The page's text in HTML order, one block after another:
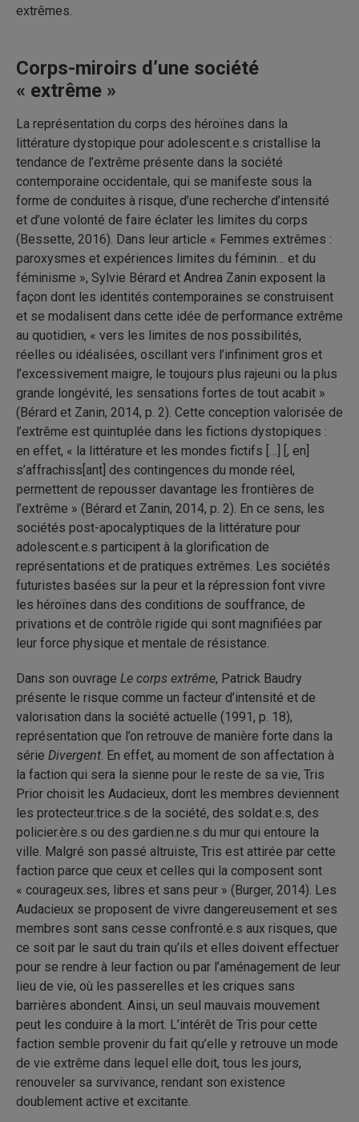
extrêmes.
Corps-miroirs d’une société
« extrême »
La représentation du corps des héroïnes dans la
littérature dystopique pour adolescent.e.s cristallise la
tendance de l’extrême présente dans la société
contemporaine occidentale, qui se manifeste sous la
forme de conduites à risque, d’une recherche d’intensité
et d’une volonté de faire éclater les limites du corps
(Bessette, 2016). Dans leur article « Femmes extrêmes :
paroxysmes et expériences limites du féminin… et du
féminisme », Sylvie Bérard et Andrea Zanin exposent la
façon dont les identités contemporaines se construisent
et se modalisent dans cette idée de performance extrême
au quotidien, « vers les limites de nos possibilités,
réelles ou idéalisées, oscillant vers l’infiniment gros et
l’excessivement maigre, le toujours plus rajeuni ou la plus
grande longévité, les sensations fortes de tout acabit »
(Bérard et Zanin, 2014, p. 2). Cette conception valorisée de
l’extrême est quintuplée dans les fictions dystopiques :
en effet, « la littérature et les mondes fictifs […] [, en]
s’affrachiss[ant] des contingences du monde réel,
permettent de repousser davantage les frontières de
l’extrême » (Bérard et Zanin, 2014, p. 2). En ce sens, les
sociétés post-apocalyptiques de la littérature pour
adolescent.e.s participent à la glorification de
représentations et de pratiques extrêmes. Les sociétés
futuristes basées sur la peur et la répression font vivre
les héroïnes dans des conditions de souffrance, de
privations et de contrôle rigide qui sont magnifiées par
leur force physique et mentale de résistance.
Dans son ouvrage Le corps extrême, Patrick Baudry
présente le risque comme un facteur d’intensité et de
valorisation dans la société actuelle (1991, p. 18),
représentation que l’on retrouve de manière forte dans la
série Divergent . En effet, au moment de son affectation à
la faction qui sera la sienne pour le reste de sa vie, Tris
Prior choisit les Audacieux, dont les membres deviennent
les protecteur.trice.s de la société, des soldat.e.s, des
policier.ère.s ou des gardien.ne.s du mur qui entoure la
ville. Malgré son passé altruiste, Tris est attirée par cette
faction parce que ceux et celles qui la composent sont
« courageux.ses, libres et sans peur » (Burger, 2014). Les
Audacieux se proposent de vivre dangereusement et ses
membres sont sans cesse confronté.e.s aux risques, que
ce soit par le saut du train qu’ils et elles doivent effectuer
pour se rendre à leur faction ou par l’aménagement de leur
lieu de vie, où les passerelles et les criques sans
barrières abondent. Ainsi, un seul mauvais mouvement
peut les conduire à la mort. L’intérêt de Tris pour cette
faction semble provenir du fait qu’elle y retrouve un mode
de vie extrême dans lequel elle doit, tous les jours,
renouveler sa survivance, rendant son existence
doublement active et excitante.